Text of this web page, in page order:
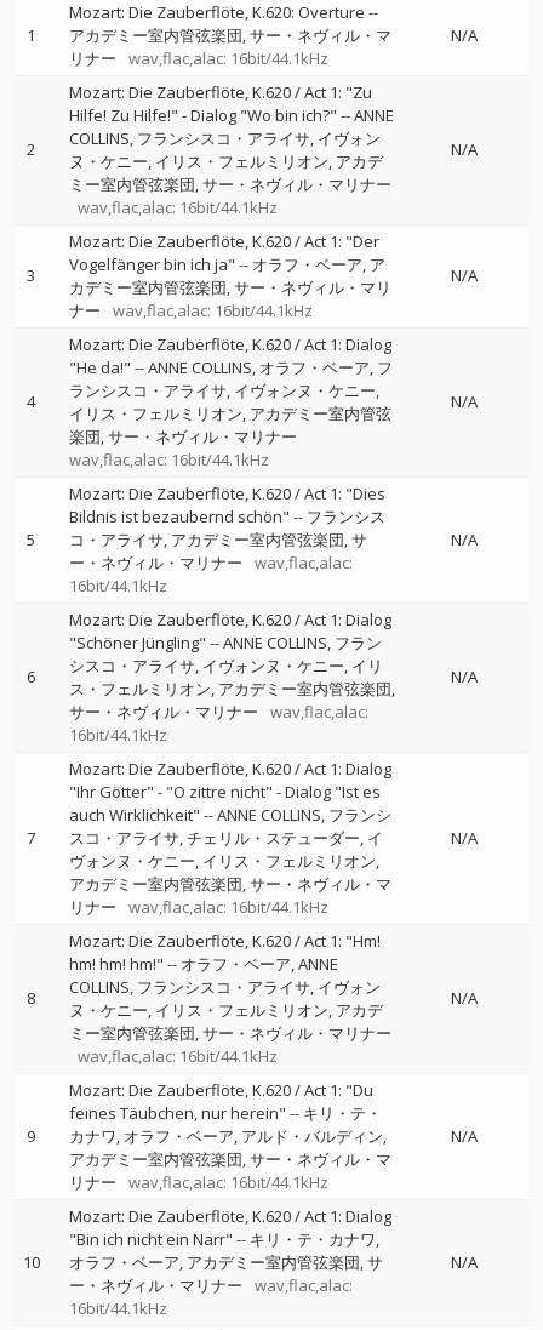
1
Mozart: Die Zauberflöte, K.620: Overture --
アカデミー室内管弦楽団 サー・ネヴィル・マ
リナー
wav,flac,alac: 16bit/44.1kHz
N/A
2
Mozart: Die Zauberflöte, K.620 / Act 1: "Zu
Hilfe! Zu Hilfe!" - Dialog "Wo bin ich?" --ANNE
COLLINS フランシスコ・アライサ イヴォン
ヌ・ケニー イリス・フェルミリオン アカデ
ミー室内管弦楽団 サー・ネヴィル・マリナー
wav,flac,alac: 16bit/44.1kHz
N/A
3
Mozart: Die Zauberflöte, K.620 / Act 1: "Der
Vogelfänger bin ich ja" -- オラフ・ベーア ア
カデミー室内管弦楽団 サー・ネヴィル・マリ
ナー
wav,flac,alac: 16bit/44.1kHz
N/A
4
Mozart: Die Zauberflöte, K.620 / Act 1: Dialog
"He da!" --ANNE COLLINS オラフ・ベーア フ
ランシスコ・アライサ イヴォンヌ・ケニー
イリス・フェルミリオン アカデミー室内管弦
楽団 サー・ネヴィル・マリナー
wav,flac,alac: 16bit/44.1kHz
N/A
5
Mozart: Die Zauberflöte, K.620 / Act 1: "Dies
Bildnis ist bezaubernd schön" -- フランシス
コ・アライサ アカデミー室内管弦楽団 サ
ー・ネヴィル・マリナー
wav,flac,alac:
16bit/44.1kHz
N/A
6
Mozart: Die Zauberflöte, K.620 / Act 1: Dialog
"Schöner Jüngling" --ANNE COLLINS フラン
シスコ・アライサ イヴォンヌ・ケニー イリ
ス・フェルミリオン アカデミー室内管弦楽団
サー・ネヴィル・マリナー
wav,flac,alac:
16bit/44.1kHz
N/A
7
Mozart: Die Zauberflöte, K.620 / Act 1: Dialog
"Ihr Götter" - "O zittre nicht" - Dialog "Ist es
auch Wirklichkeit" --ANNE COLLINS フランシ
スコ・アライサ チェリル・ステューダー イ
ヴォンヌ・ケニー イリス・フェルミリオン
アカデミー室内管弦楽団 サー・ネヴィル・マ
リナー
wav,flac,alac: 16bit/44.1kHz
N/A
8
Mozart: Die Zauberflöte, K.620 / Act 1: "Hm!
hm! hm! hm!" -- オラフ・ベーア ANNE
COLLINS フランシスコ・アライサ イヴォン
ヌ・ケニー イリス・フェルミリオン アカデ
ミー室内管弦楽団 サー・ネヴィル・マリナー
wav,flac,alac: 16bit/44.1kHz
N/A
9
Mozart: Die Zauberflöte, K.620 / Act 1: "Du
feines Täubchen, nur herein" -- キリ・テ・
カナワ オラフ・ベーア アルド・バルディン
アカデミー室内管弦楽団 サー・ネヴィル・マ
リナー
wav,flac,alac: 16bit/44.1kHz
N/A
10
Mozart: Die Zauberflöte, K.620 / Act 1: Dialog
"Bin ich nicht ein Narr" -- キリ・テ・カナワ
オラフ・ベーア アカデミー室内管弦楽団 サ
ー・ネヴィル・マリナー
wav,flac,alac:
16bit/44.1kHz
N/A